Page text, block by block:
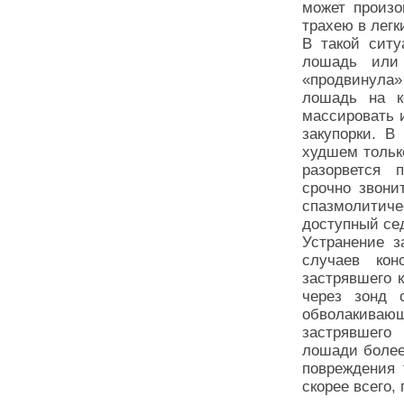
может
трахею в
В такой
лошадь или
лошадь на
массировать
закупорки.
худшем
разорвется
срочно
доступный
Устранение
случаев
застрявшего
через зонд
лошади
повреждения
скорее